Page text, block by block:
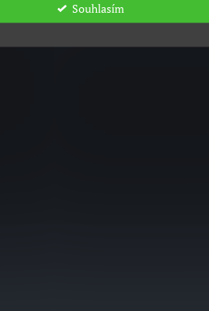
Souhlasím